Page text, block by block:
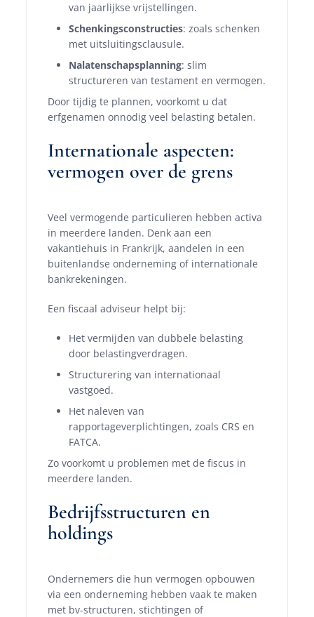
van jaarlijkse vrijstellingen.
Schenkingsconstructies: zoals schenken
met uitsluitingsclausule.
Nalatenschapsplanning: slim
structureren van testament en vermogen.
Door tijdig te plannen, voorkomt u dat
erfgenamen onnodig veel belasting betalen.
Internationale aspecten:
vermogen over de grens
Veel vermogende particulieren hebben activa
in meerdere landen. Denk aan een
vakantiehuis in Frankrijk, aandelen in een
buitenlandse onderneming of internationale
bankrekeningen.
Een fiscaal adviseur helpt bij:
Het vermijden van dubbele belasting
door belastingverdragen.
Structurering van internationaal
vastgoed.
Het naleven van
rapportageverplichtingen, zoals CRS en
FATCA.
Zo voorkomt u problemen met de fiscus in
meerdere landen.
Bedrijfsstructuren en
holdings
Ondernemers die hun vermogen opbouwen
via een onderneming hebben vaak te maken
met bv-structuren, stichtingen of